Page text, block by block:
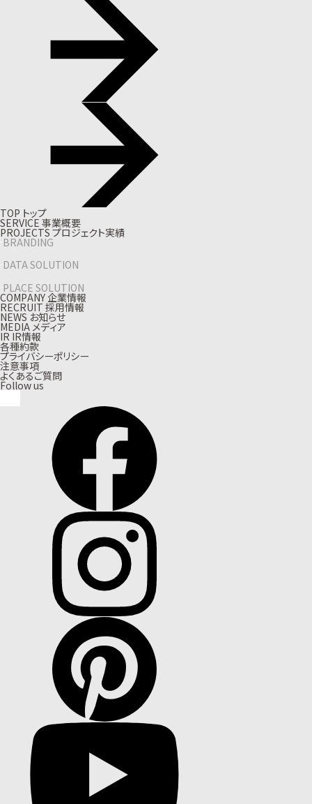
TOP トップ
SERVICE 事業概要
PROJECTS プロジェクト実績
BRANDING
DATA SOLUTION
PLACE SOLUTION
COMPANY企業情報
RECRUIT 採用情報
NEWS お知らせ
MEDIA メディア
IR IR情報
各種約款
プライバシーポリシー
注意事項
よくあるご質問
Follow us